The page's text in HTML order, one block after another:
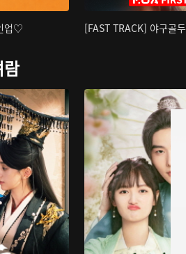
업♡ [FAST TRACK] 야구골두